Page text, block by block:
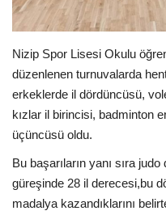
EĞİTİM
Resmiilan
Gaziantep..
Nizip Spor Lisesi Okulu
düzenlenen turnuvalarda
erkeklerde il dördüncüsü,
kızlar il birincisi, badminton
üçüncüsü oldu.
Bu başarıların yanı sıra
güreşinde 28 il derecesi,bu
madalya kazandıklarını